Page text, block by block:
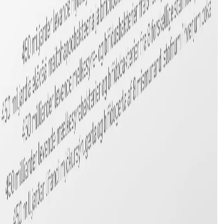
→
til forhandlerens hjemmeside